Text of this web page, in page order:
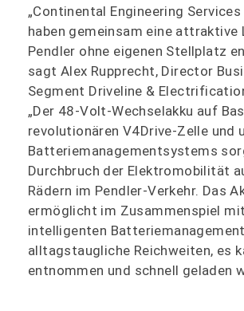
„Continental Engineering
haben gemeinsam eine attraktive
Pendler ohne eigenen Stellplatz
sagt Alex Rupprecht, Director
Segment Driveline &
„Der 48-Volt-Wechselakku auf
revolutionären V4Drive-Zelle und
Batteriemanagementsystems
Durchbruch der Elektromobilität
Rädern im Pendler-Verkehr. Das
ermöglicht im Zusammenspiel
intelligenten Batteriemanagement
alltagstaugliche Reichweiten, es
entnommen und schnell geladen